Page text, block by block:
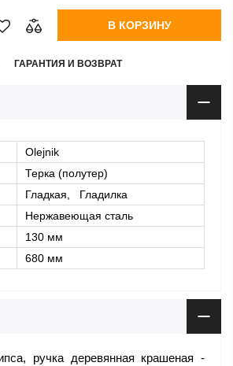
В КОРЗИНУ
ГАРАНТИЯ И ВОЗВРАТ
Olejnik
Терка (полутер)
Гладкая, Гладилка
Нержавеющая сталь
130 мм
680 мм
ручка деревянная крашеная -